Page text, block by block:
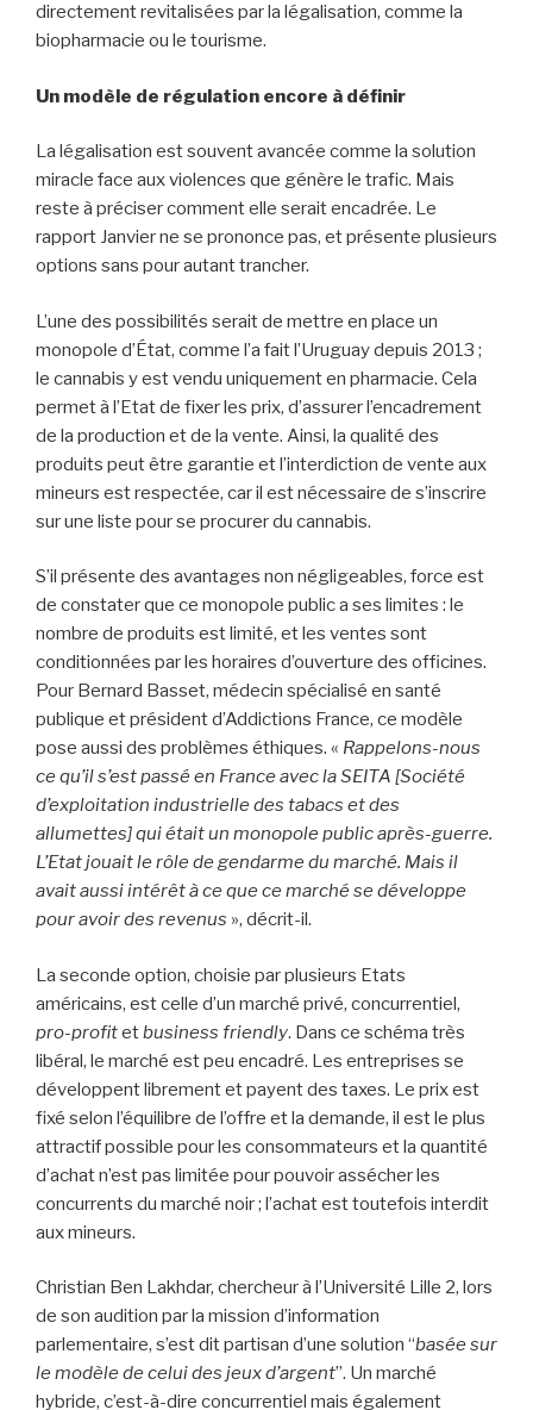
directement revitalisées par la légalisation, comme la
biopharmacie ou le tourisme.
Un modèle de régulation encore à définir
La légalisation est souvent avancée comme la solution
miracle face aux violences que génère le trafic. Mais
reste à préciser comment elle serait encadrée. Le
rapport Janvier ne se prononce pas, et présente plusieurs
options sans pour autant trancher.
L’une des possibilités serait de mettre en place un
monopole d’État, comme l’a fait l’Uruguay depuis 2013 ;
le cannabis y est vendu uniquement en pharmacie. Cela
permet à l’Etat de fixer les prix, d’assurer l’encadrement
de la production et de la vente. Ainsi, la qualité des
produits peut être garantie et l’interdiction de vente aux
mineurs est respectée, car il est nécessaire de s’inscrire
sur une liste pour se procurer du cannabis.
S’il présente des avantages non négligeables, force est
de constater que ce monopole public a ses limites : le
nombre de produits est limité, et les ventes sont
conditionnées par les horaires d’ouverture des officines.
Pour Bernard Basset, médecin spécialisé en santé
publique et président d’Addictions France, ce modèle
pose aussi des problèmes éthiques. « Rappelons-nous
ce qu’il s’est passé en France avec la SEITA [Société
d’exploitation industrielle des tabacs et des
allumettes] qui était un monopole public après-guerre.
L’Etat jouait le rôle de gendarme du marché. Mais il
avait aussi intérêt à ce que ce marché se développe
pour avoir des revenus », décrit-il.
La seconde option, choisie par plusieurs Etats
américains, est celle d’un marché privé, concurrentiel,
pro-profitetbusiness friendly. Dans ce schéma très
libéral, le marché est peu encadré. Les entreprises se
développent librement et payent des taxes. Le prix est
fixé selon l’équilibre de l’offre et la demande, il est le plus
attractif possible pour les consommateurs et la quantité
d’achat n’est pas limitée pour pouvoir assécher les
concurrents du marché noir ; l’achat est toutefois interdit
aux mineurs.
Christian Ben Lakhdar, chercheur à l’Université Lille 2, lors
de son audition par la mission d’information
parlementaire, s’est dit partisan d’une solution “basée sur
le modèle de celui des jeux d’argent”. Un marché
hybride, c’est-à-dire concurrentiel mais également